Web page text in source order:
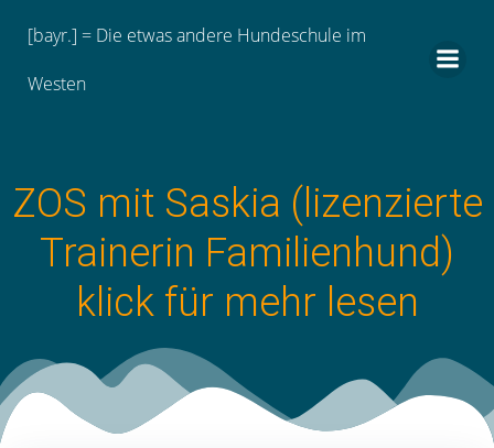
Inhalt
[bayr.] = Die etwas andere Hundeschule im
Westen
ZOS mit Saskia (lizenzierte
Trainerin Familienhund)
klick für mehr lesen